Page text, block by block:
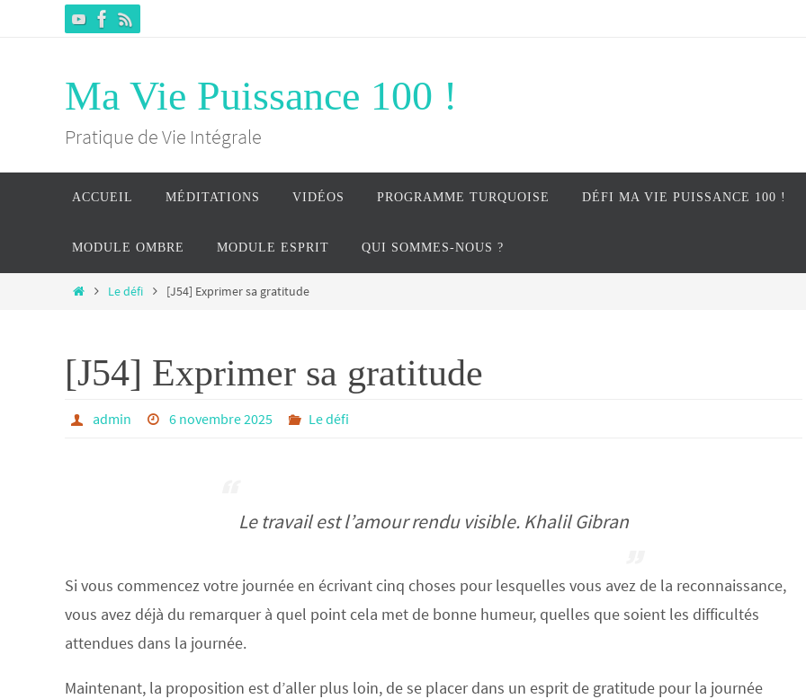
Ma Vie Puissance 100 !
Pratique de Vie Intégrale
ACCUEIL MÉDITATIONS VIDÉOS PROGRAMME TURQUOISE DÉFI MA VIE PUISSANCE 100 !
MODULE OMBRE MODULE ESPRIT QUI SOMMES-NOUS ?
HomeLe défi [J54] Exprimer sa gratitude
[J54] Exprimer sa gratitude
admin 6 novembre 2025 Le défi
Le travail est l’amour rendu visible. Khalil Gibran
Si vous commencez votre journée en écrivant cinq choses pour lesquelles vous avez de la reconnaissance,
vous avez déjà du remarquer à quel point cela met de bonne humeur, quelles que soient les difficultés
attendues dans la journée.
Maintenant, la proposition est d’aller plus loin, de se placer dans un esprit de gratitude pour la journée